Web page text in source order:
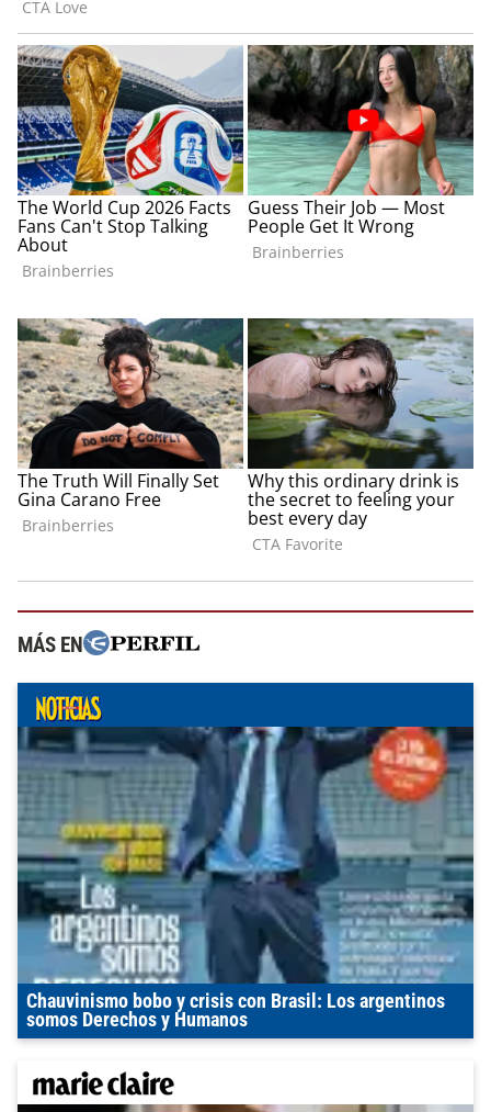
MÁS EN
Chauvinismo bobo y crisis con Brasil: Los argentinos
somos Derechos y Humanos